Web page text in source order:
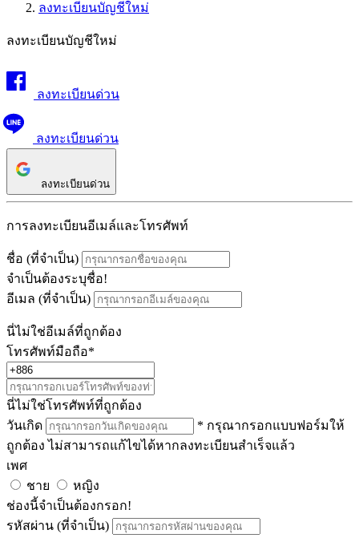
ลงทะเบียนบัญชีใหม่
ลงทะเบียนบัญชีใหม่
ลงทะเบียนด่วน
ลงทะเบียนด่วน
ลงทะเบียนด่วน
การลงทะเบียนอีเมล์และโทรศัพท์
ชื่อ (ที่จำเป็น)
จำเป็นต้องระบุชื่อ!
อีเมล (ที่จำเป็น)
นี่ไม่ใช่อีเมล์ที่ถูกต้อง
โทรศัพท์มือถือ*
นี่ไม่ใช่โทรศัพท์ที่ถูกต้อง
วันเกิด
* กรุณากรอกแบบฟอร์มให้
ถูกต้อง ไม่สามารถแก้ไขได้หากลงทะเบียนสำเร็จแล้ว
เพศ
ชาย
หญิง
ช่องนี้จำเป็นต้องกรอก!
รหัสผ่าน (ที่จำเป็น)